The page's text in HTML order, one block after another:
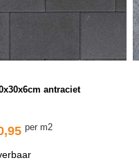
antraciet
per m2